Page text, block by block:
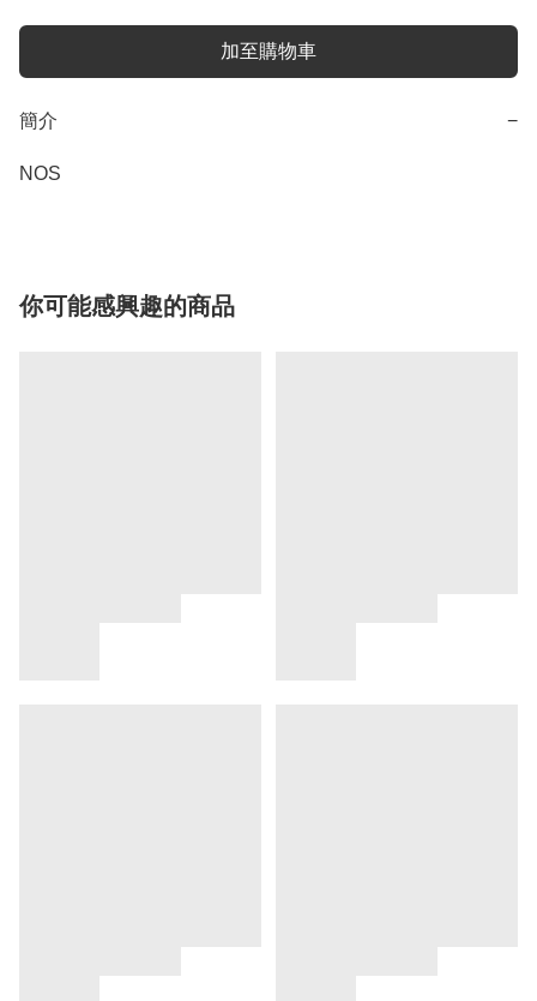
加至購物車
簡介 −
NOS
你可能感興趣的商品